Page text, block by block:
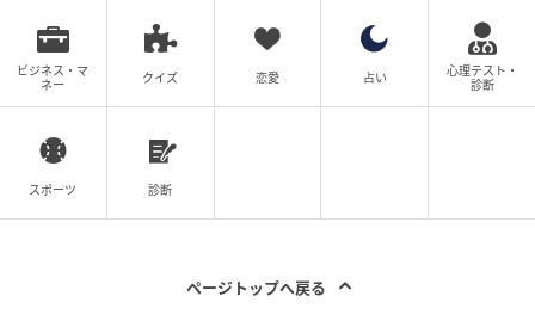
ビジネス・マ
ネー
クイズ 恋愛 占い
心理テスト・
診断
スポーツ 診断
ページトップへ戻る